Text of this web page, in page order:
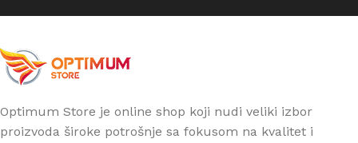
Optimum Store je online shop koji nudi veliki izbor
proizvoda široke potrošnje sa fokusom na kvalitet i